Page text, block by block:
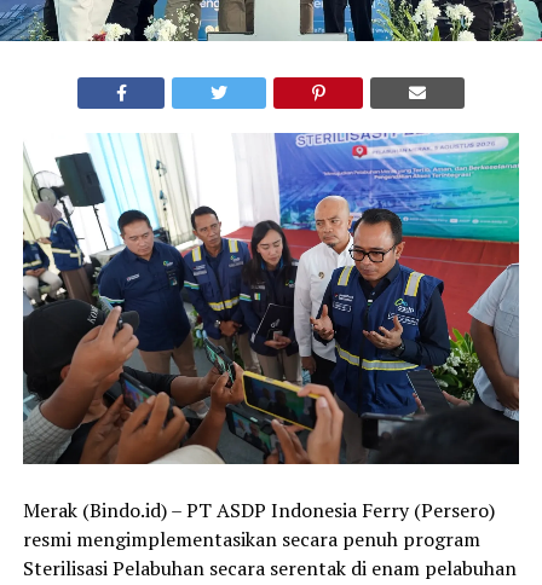
Merak (Bindo.id) – PT ASDP Indonesia Ferry (Persero)
resmi mengimplementasikan secara penuh program
Sterilisasi Pelabuhan secara serentak di enam pelabuhan